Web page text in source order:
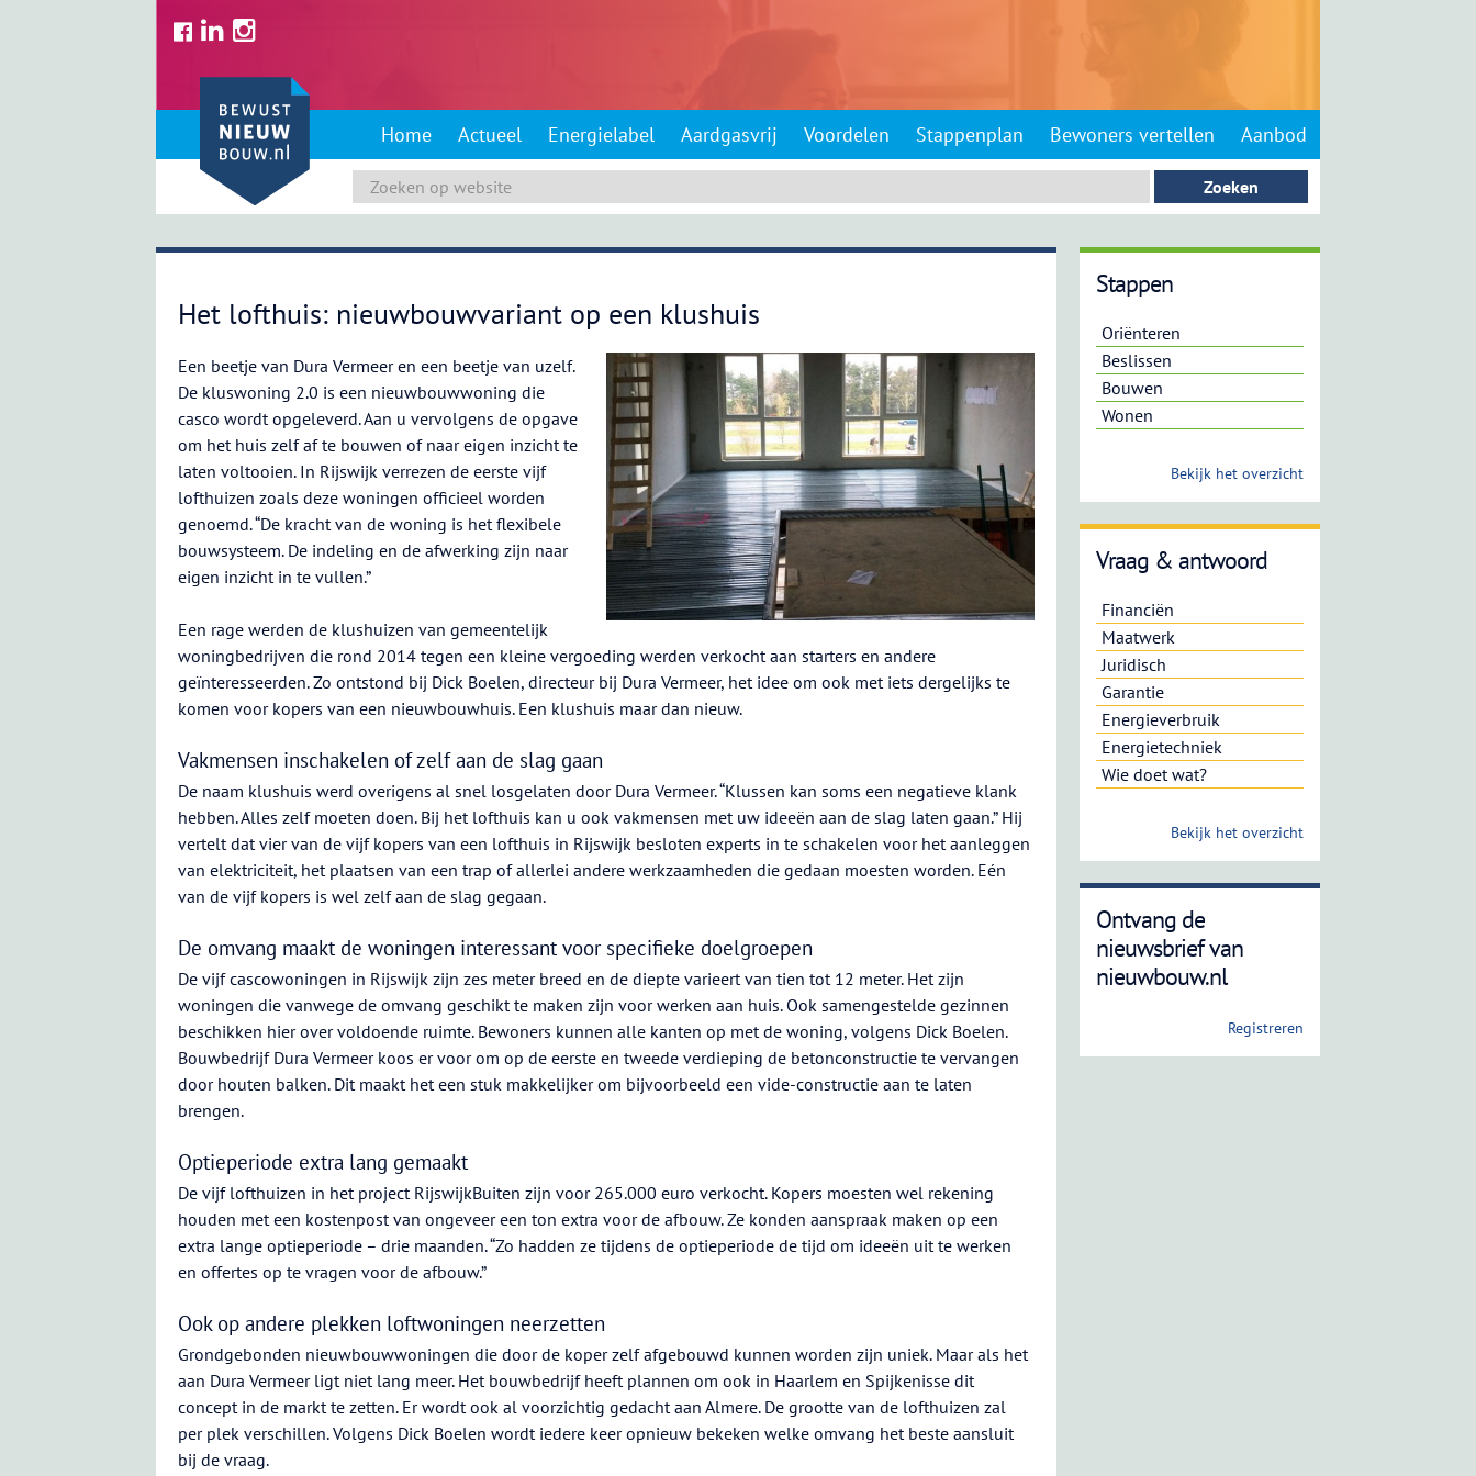
Home Actueel Energielabel Aardgasvrij Voordelen Stappenplan Bewoners vertellen Aanbod
Het lofthuis: nieuwbouwvariant op een klushuis
Een beetje van Dura Vermeer en een beetje van uzelf.
De kluswoning 2.0 is een nieuwbouwwoning die
casco wordt opgeleverd. Aan u vervolgens de opgave
om het huis zelf af te bouwen of naar eigen inzicht te
laten voltooien. In Rijswijk verrezen de eerste vijf
lofthuizen zoals deze woningen officieel worden
genoemd. “De kracht van de woning is het flexibele
bouwsysteem. De indeling en de afwerking zijn naar
eigen inzicht in te vullen.”
Een rage werden de klushuizen van gemeentelijk
woningbedrijven die rond 2014 tegen een kleine vergoeding werden verkocht aan starters en andere
geïnteresseerden. Zo ontstond bij Dick Boelen, directeur bij Dura Vermeer, het idee om ook met iets dergelijks te
komen voor kopers van een nieuwbouwhuis. Een klushuis maar dan nieuw.
Vakmensen inschakelen of zelf aan de slag gaan
De naam klushuis werd overigens al snel losgelaten door Dura Vermeer. “Klussen kan soms een negatieve klank
hebben. Alles zelf moeten doen. Bij het lofthuis kan u ook vakmensen met uw ideeën aan de slag laten gaan.” Hij
vertelt dat vier van de vijf kopers van een lofthuis in Rijswijk besloten experts in te schakelen voor het aanleggen
van elektriciteit, het plaatsen van een trap of allerlei andere werkzaamheden die gedaan moesten worden. Eén
van de vijf kopers is wel zelf aan de slag gegaan.
De omvang maakt de woningen interessant voor specifieke doelgroepen
De vijf cascowoningen in Rijswijk zijn zes meter breed en de diepte varieert van tien tot 12 meter. Het zijn
woningen die vanwege de omvang geschikt te maken zijn voor werken aan huis. Ook samengestelde gezinnen
beschikken hier over voldoende ruimte. Bewoners kunnen alle kanten op met de woning, volgens Dick Boelen.
Bouwbedrijf Dura Vermeer koos er voor om op de eerste en tweede verdieping de betonconstructie te vervangen
door houten balken. Dit maakt het een stuk makkelijker om bijvoorbeeld een vide-constructie aan te laten
brengen.
Optieperiode extra lang gemaakt
De vijf lofthuizen in het project RijswijkBuiten zijn voor 265.000 euro verkocht. Kopers moesten wel rekening
houden met een kostenpost van ongeveer een ton extra voor de afbouw. Ze konden aanspraak maken op een
extra lange optieperiode – drie maanden. “Zo hadden ze tijdens de optieperiode de tijd om ideeën uit te werken
en offertes op te vragen voor de afbouw.”
Ook op andere plekken loftwoningen neerzetten
Grondgebonden nieuwbouwwoningen die door de koper zelf afgebouwd kunnen worden zijn uniek. Maar als het
aan Dura Vermeer ligt niet lang meer. Het bouwbedrijf heeft plannen om ook in Haarlem en Spijkenisse dit
concept in de markt te zetten. Er wordt ook al voorzichtig gedacht aan Almere. De grootte van de lofthuizen zal
per plek verschillen. Volgens Dick Boelen wordt iedere keer opnieuw bekeken welke omvang het beste aansluit
bij de vraag.
Stappen
Oriënteren
Beslissen
Bouwen
Wonen
Bekijk het overzicht
Vraag & antwoord
Financiën
Maatwerk
Juridisch
Garantie
Energieverbruik
Energietechniek
Wie doet wat?
Bekijk het overzicht
Ontvang de
nieuwsbrief van
nieuwbouw.nl
Registreren